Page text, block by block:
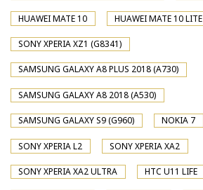
HUAWEI MATE 10 HUAWEI MATE 10 LITE
SONY XPERIA XZ1 (G8341)
SAMSUNG GALAXY A8 PLUS 2018 (A730)
SAMSUNG GALAXY A8 2018 (A530)
SAMSUNG GALAXY S9 (G960) NOKIA 7
SONY XPERIA L2 SONY XPERIA XA2
SONY XPERIA XA2 ULTRA HTC U11 LIFE